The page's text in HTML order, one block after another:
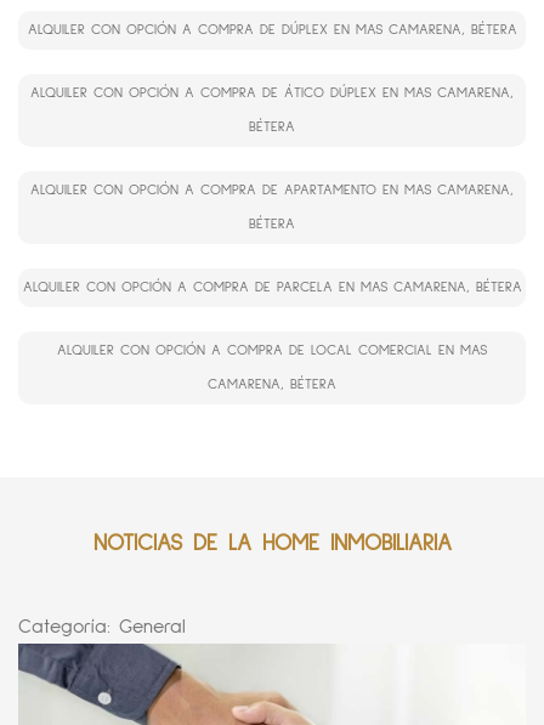
ALQUILER CON OPCIÓN A COMPRA DE DÚPLEX EN MAS CAMARENA, BÉTERA
ALQUILER CON OPCIÓN A COMPRA DE ÁTICO DÚPLEX EN MAS CAMARENA,
BÉTERA
ALQUILER CON OPCIÓN A COMPRA DE APARTAMENTO EN MAS CAMARENA,
BÉTERA
ALQUILER CON OPCIÓN A COMPRA DE PARCELA EN MAS CAMARENA, BÉTERA
ALQUILER CON OPCIÓN A COMPRA DE LOCAL COMERCIAL EN MAS
CAMARENA, BÉTERA
NOTICIAS DE LA HOME INMOBILIARIA
Categoría: General